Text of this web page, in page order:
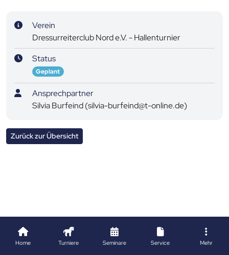
Home Turniere Seminare Service Mehr
Verein
Dressurreiterclub Nord e.V. - Hallenturnier
Status
Geplant
Ansprechpartner
Silvia Burfeind (silvia-burfeind@t-online.de)
Zurück zur Übersicht